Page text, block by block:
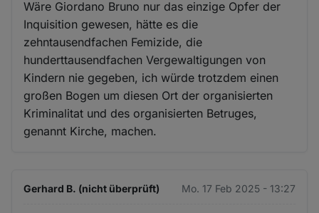
Wäre Giordano Bruno nur das einzige Opfer der
Inquisition gewesen, hätte es die
zehntausendfachen Femizide, die
hunderttausendfachen Vergewaltigungen von
Kindern nie gegeben, ich würde trotzdem einen
großen Bogen um diesen Ort der organisierten
Kriminalitat und des organisierten Betruges,
genannt Kirche, machen.
Gerhard B. (nicht überprüft) Mo. 17 Feb 2025 - 13:27